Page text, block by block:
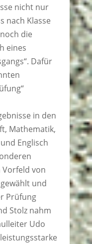
nicht nur
nach Klasse
die
eines
Dafür
in den
Mathematik,
Englisch
Vorfeld von
und
Prüfung
Stolz nahm
Udo